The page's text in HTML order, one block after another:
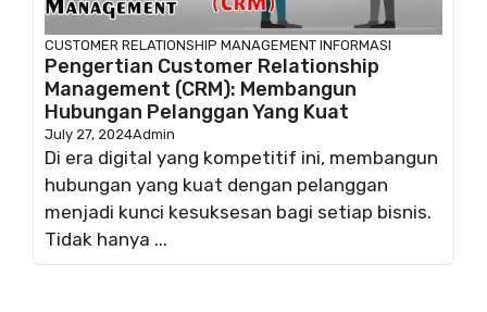
CUSTOMER RELATIONSHIP MANAGEMENT INFORMASI
Pengertian Customer Relationship
Management (CRM): Membangun
Hubungan Pelanggan Yang Kuat
July 27, 2024Admin
Di era digital yang kompetitif ini, membangun
hubungan yang kuat dengan pelanggan
menjadi kunci kesuksesan bagi setiap bisnis.
Tidak hanya ...